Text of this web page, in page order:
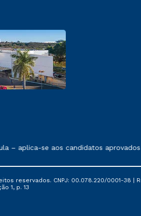
de serviços.
– aplica-se aos candidatos
reservados. CNPJ: 00.078.220/0001-38 |
1, p. 13